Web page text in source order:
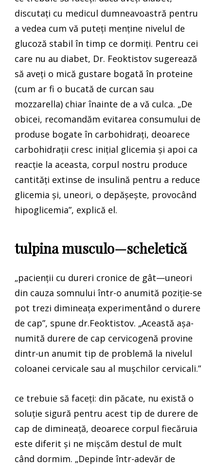
discutați cu medicul dumneavoastră pentru
a vedea cum vă puteți menține nivelul de
glucoză stabil în timp ce dormiți. Pentru cei
care nu au diabet, Dr. Feoktistov sugerează
să aveți o mică gustare bogată în proteine
(cum ar fi o bucată de curcan sau
mozzarella) chiar înainte de a vă culca. „De
obicei, recomandăm evitarea consumului de
produse bogate în carbohidrați, deoarece
carbohidrații cresc inițial glicemia și apoi ca
reacție la aceasta, corpul nostru produce
cantități extinse de insulină pentru a reduce
glicemia și, uneori, o depășește, provocând
hipoglicemia”, explică el.
tulpina musculo—scheletică
„pacienții cu dureri cronice de gât—uneori
din cauza somnului într-o anumită poziție-se
pot trezi dimineața experimentând o durere
de cap”, spune dr.Feoktistov. „Această așa-
numită durere de cap cervicogenă provine
dintr-un anumit tip de problemă la nivelul
coloanei cervicale sau al mușchilor cervicali.”
ce trebuie să faceți: din păcate, nu există o
soluție sigură pentru acest tip de durere de
cap de dimineață, deoarece corpul fiecăruia
este diferit și ne mișcăm destul de mult
când dormim. „Depinde într-adevăr de